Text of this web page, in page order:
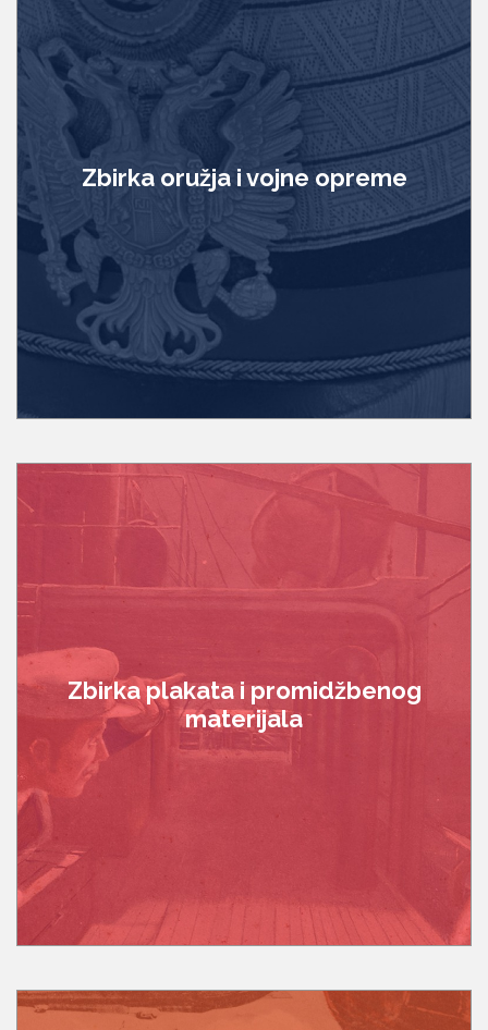
Zbirka oružja i vojne opreme
Zbirka plakata i promidžbenog
materijala